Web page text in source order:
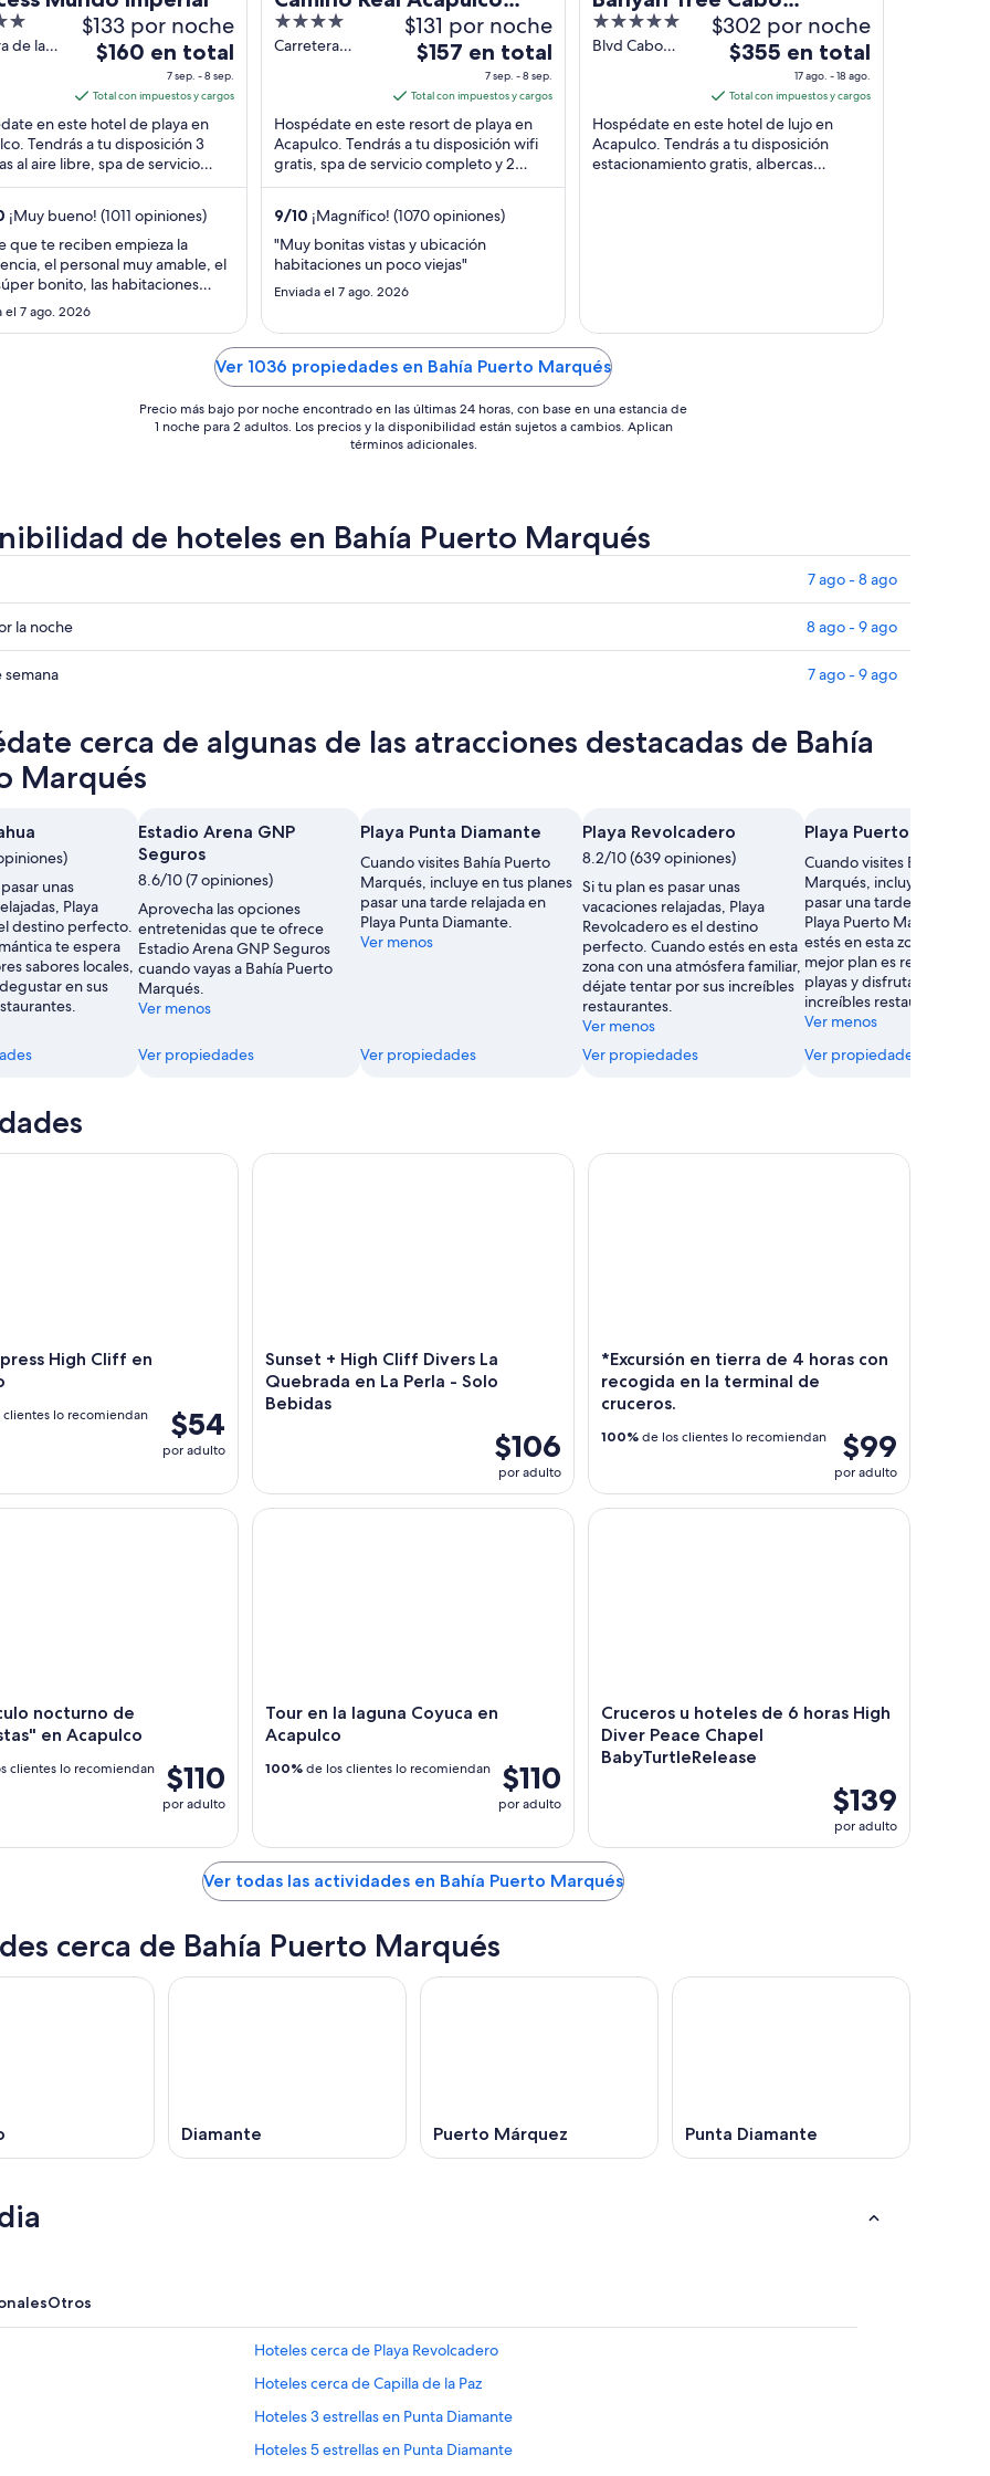
de las
$133 por noche
El
es
de
$160
en
total
por
del
7
al
$160 en total
7 sep. - 8 sep.
Total con impuestos y cargos
en este hotel de playa en
Tendrás a tu disposición 3
al aire libre, spa de servicio
y 2 restaurantes. Nuestros
¡Muy bueno! (1011 opiniones)
que te reciben empieza la
el personal muy amable, el
bonito, las habitaciones
limpias y muy cómodas Las
están mejorando después
En mi opinión, la mejor opción
el 7 ago. 2026
Diamante
4
out
Carretera
$131 por noche
El
es
de
$157
en
total
por
noche
del
al
8
sep
$157 en total
7 sep. - 8 sep.
Total con impuestos y cargos
Hospédate en este resort de playa en
Acapulco. Tendrás a tu disposición wifi
gratis, spa de servicio completo y 2
restaurantes. Nuestros huéspedes
9/10 ¡Magnífico! (1070 opiniones)
"Muy bonitas vistas y ubicación
habitaciones un poco viejas"
Enviada el 7 ago. 2026
Marques
5
out
Blvd Cabo
$302 por noche
El
es
de
$355
en
al
$355 en total
17 ago. - 18 ago.
Total con impuestos y cargos
Hospédate en este hotel de lujo en
Acapulco. Tendrás a tu disposición
estacionamiento gratis, albercas
Ver 1036 propiedades en Bahía Puerto Marqués
Precio más bajo por noche encontrado en las últimas 24 horas, con base en una estancia de
1 noche para 2 adultos. Los precios y la disponibilidad están sujetos a cambios. Aplican
términos adicionales.
de hoteles en Bahía Puerto Marqués
7 ago - 8 ago
la noche 8 ago - 9 ago
semana 7 ago - 9 ago
cerca de algunas de las atracciones destacadas de Bahía
Marqués
unas
Playa
destino perfecto.
te espera
sabores locales,
en sus
Estadio Arena GNP
Seguros
8.6/10 (7 opiniones)
Aprovecha las opciones
entretenidas que te ofrece
Estadio Arena GNP Seguros
cuando vayas a Bahía Puerto
Marqués.
Ver menos
Ver propiedades
Playa Punta Diamante
Cuando visites Bahía Puerto
Marqués, incluye en tus planes
pasar una tarde relajada en
Playa Punta Diamante.
Ver menos
Ver propiedades
Playa Revolcadero
8.2/10 (639 opiniones)
Si tu plan es pasar unas
vacaciones relajadas, Playa
Revolcadero es el destino
perfecto. Cuando estés en esta
zona con una atmósfera familiar,
déjate tentar por sus increíbles
restaurantes.
Ver menos
Ver propiedades
Playa Puerto Marqués
Cuando visites Bahía
Marqués, incluye en tus
pasar una tarde relajada en
Playa Puerto Marqués.
estés en esta zona
mejor plan es relajarte en
playas y disfrutar de sus
increíbles restaurantes.
Ver menos
Ver propiedades
High Cliff en
$54
por adulto
clientes lo recomiendan
High Cliff en Acapulco
Sunset + High Cliff Divers La
Quebrada en La Perla - Solo
Bebidas
$106
por adulto
Sunset + High Cliff Divers La Quebrada en La Perla - Solo Bebidas
*Excursión en tierra de 4 horas con
recogida en la terminal de
cruceros.
$99
por adulto
100% de los clientes lo recomiendan
*Excursión en tierra de 4 horas con recogida en
nocturno de
en Acapulco
$110
por adulto
clientes lo recomiendan
nocturno de "clavadistas" en Acapulco
Tour en la laguna Coyuca en
Acapulco
$110
por adulto
100% de los clientes lo recomiendan
Tour en la laguna Coyuca en Acapulco
Cruceros u hoteles de 6 horas High
Diver Peace Chapel
BabyTurtleRelease
$139
por adulto
Cruceros u hoteles de 6 horas High Diver Peace
Ver todas las actividades en Bahía Puerto Marqués
cerca de Bahía Puerto Marqués
Diamante Puerto Márquez Punta Diamante
Otros
Hoteles cerca de Playa Revolcadero
Hoteles cerca de Capilla de la Paz
Hoteles 3 estrellas en Punta Diamante
Hoteles 5 estrellas en Punta Diamante